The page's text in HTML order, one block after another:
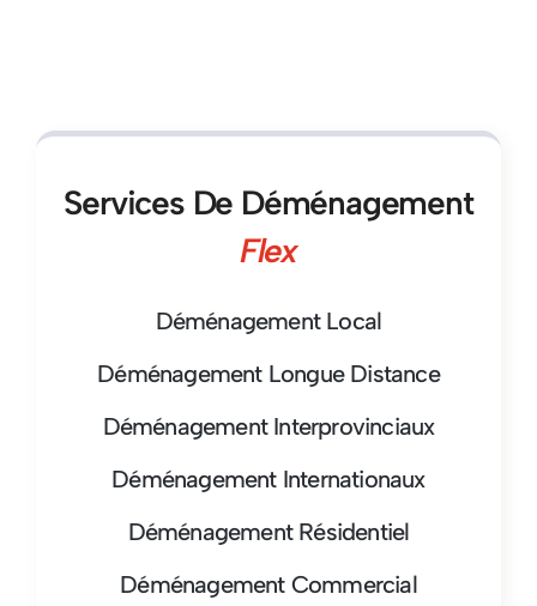
Services De Déménagement
Flex
Déménagement Local
Déménagement Longue Distance
Déménagement Interprovinciaux
Déménagement Internationaux
Déménagement Résidentiel
Déménagement Commercial